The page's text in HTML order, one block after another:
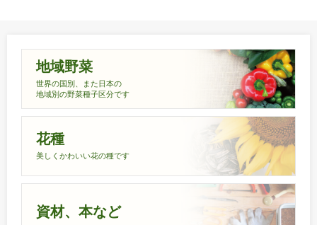
地域野菜
世界の国別、また日本の
地域別の野菜種子区分です
花種
美しくかわいい花の種です
資材、本など